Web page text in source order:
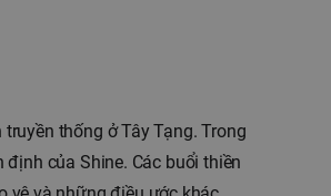
thống ở Tây Tạng. Trong
của Shine. Các buổi thiền